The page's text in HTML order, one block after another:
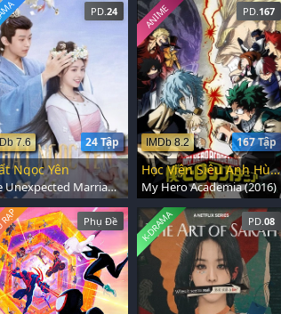
PD. 24
24 Tập
7.6
Ngọc Yên
The Unexpected Marriage (2024)
PD. 167
167 Tập
IMDb 8.2
ANIME
Học Viện Siêu Anh Hùng
My Hero Academia (2016)
Phụ Đề PD. 08
K-DRAMA